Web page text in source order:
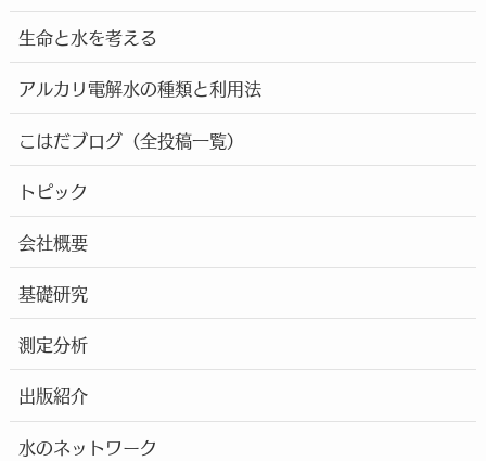
生命と水を考える
アルカリ電解水の種類と利用法
こはだブログ（全投稿一覧）
トピック
会社概要
基礎研究
測定分析
出版紹介
水のネットワーク